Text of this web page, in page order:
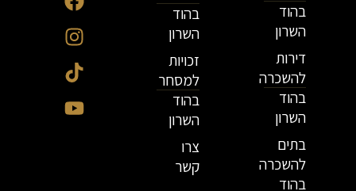
בהוד
השרון
דירות
להשכרה
בהוד
השרון
בתים
להשכרה
בהוד
בהוד
השרון
זכויות
למסחר
בהוד
השרון
צרו
קשר